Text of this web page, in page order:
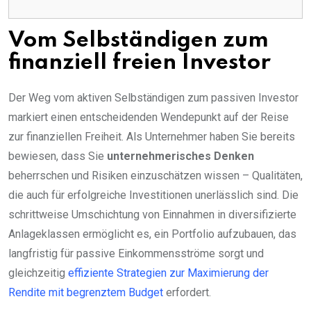
Vom Selbständigen zum
finanziell freien Investor
Der Weg vom aktiven Selbständigen zum passiven Investor
markiert einen entscheidenden Wendepunkt auf der Reise
zur finanziellen Freiheit. Als Unternehmer haben Sie bereits
bewiesen, dass Sie unternehmerisches Denken
beherrschen und Risiken einzuschätzen wissen – Qualitäten,
die auch für erfolgreiche Investitionen unerlässlich sind. Die
schrittweise Umschichtung von Einnahmen in diversifizierte
Anlageklassen ermöglicht es, ein Portfolio aufzubauen, das
langfristig für passive Einkommensströme sorgt und
gleichzeitig effiziente Strategien zur Maximierung der
Rendite mit begrenztem Budget erfordert.